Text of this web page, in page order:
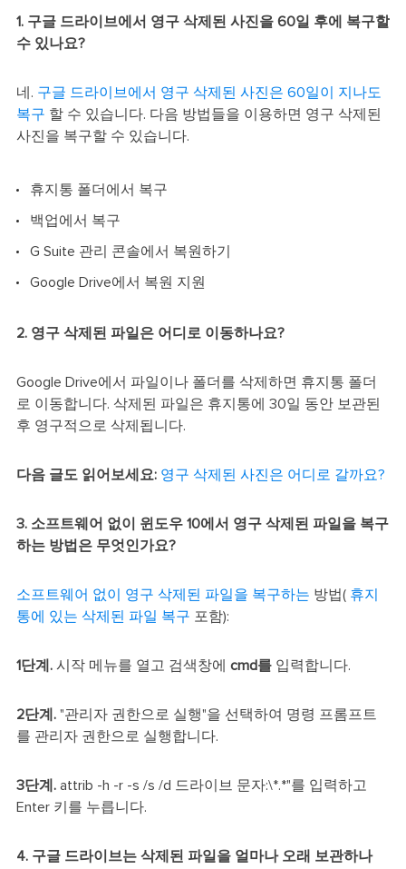
1. 구글 드라이브에서 영구 삭제된 사진을 60일 후에 복구할
수 있나요?
네. 구글 드라이브에서 영구 삭제된 사진은 60일이 지나도
복구 할 수 있습니다. 다음 방법들을 이용하면 영구 삭제된
사진을 복구할 수 있습니다.
휴지통 폴더에서 복구
백업에서 복구
G Suite 관리 콘솔에서 복원하기
Google Drive에서 복원 지원
2. 영구 삭제된 파일은 어디로 이동하나요?
Google Drive에서 파일이나 폴더를 삭제하면 휴지통 폴더
로 이동합니다. 삭제된 파일은 휴지통에 30일 동안 보관된
후 영구적으로 삭제됩니다.
다음 글도 읽어보세요: 영구 삭제된 사진은 어디로 갈까요?
3. 소프트웨어 없이 윈도우 10에서 영구 삭제된 파일을 복구
하는 방법은 무엇인가요?
소프트웨어 없이 영구 삭제된 파일을 복구하는 방법( 휴지
통에 있는 삭제된 파일 복구 포함):
1단계.시작 메뉴를 열고 검색창에 cmd를입력합니다.
2단계."관리자 권한으로 실행"을 선택하여 명령 프롬프트
를 관리자 권한으로 실행합니다.
3단계.attrib -h -r -s /s /d 드라이브 문자:\*.*"를 입력하고
Enter 키를 누릅니다.
4. 구글 드라이브는 삭제된 파일을 얼마나 오래 보관하나